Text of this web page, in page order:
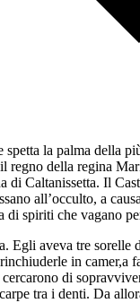
la palma
della regina
di Caltanissetta. Il
all’occulto, a
spiriti che vagano
Egli aveva tre
in
di
tra i denti. Da